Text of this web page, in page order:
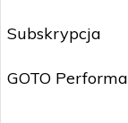
Subskrypcja
GOTO